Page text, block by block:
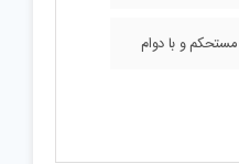
مستحکم و با دوام